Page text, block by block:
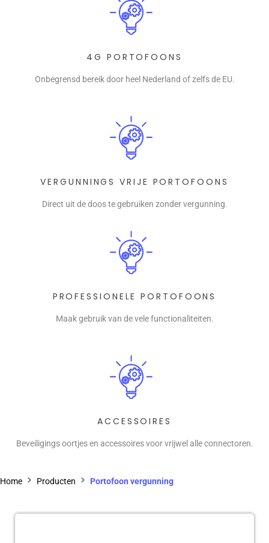
4G PORTOFOONS
Onbegrensd bereik door heel Nederland of zelfs de EU.
VERGUNNINGS VRIJE PORTOFOONS
Direct uit de doos te gebruiken zonder vergunning.
PROFESSIONELE PORTOFOONS
Maak gebruik van de vele functionaliteiten.
ACCESSOIRES
Beveiligings oortjes en accessoires voor vrijwel alle connectoren.
Home Producten Portofoon vergunning